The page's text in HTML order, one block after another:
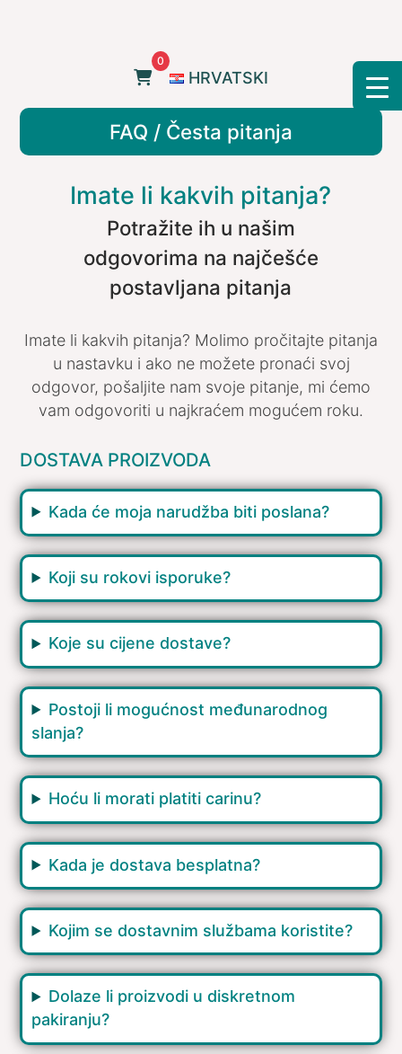
0
HRVATSKI
FAQ / Česta pitanja
Imate li kakvih pitanja?
Potražite ih u našim
odgovorima na najčešće
postavljana pitanja
Imate li kakvih pitanja? Molimo pročitajte pitanja
u nastavku i ako ne možete pronaći svoj
odgovor, pošaljite nam svoje pitanje, mi ćemo
vam odgovoriti u najkraćem mogućem roku.
DOSTAVA PROIZVODA
Kada će moja narudžba biti poslana?
Koji su rokovi isporuke?
Koje su cijene dostave?
Postoji li mogućnost međunarodnog
slanja?
Hoću li morati platiti carinu?
Kada je dostava besplatna?
Kojim se dostavnim službama koristite?
Dolaze li proizvodi u diskretnom
pakiranju?